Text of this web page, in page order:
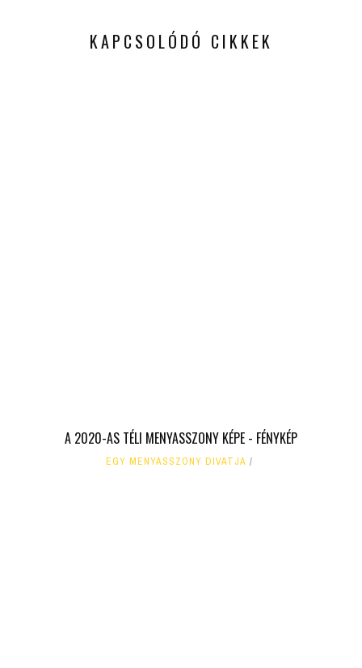
KAPCSOLÓDÓ CIKKEK
A 2020-AS TÉLI MENYASSZONY KÉPE - FÉNYKÉP
EGY MENYASSZONY DIVATJA